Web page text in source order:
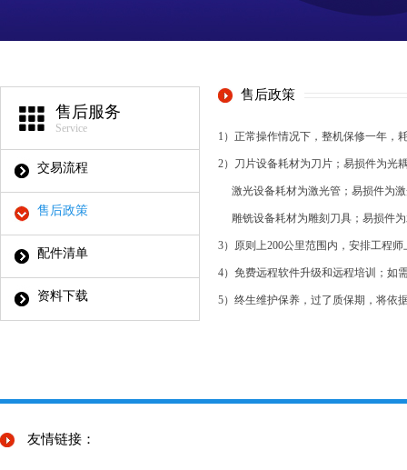
售后服务
Service
交易流程
售后政策
配件清单
资料下载
售后政策
1）正常操作情况下，整机保修一年，
2）刀片设备耗材为刀片；易损件为光
激光设备耗材为激光管；易损件为
雕铣设备耗材为雕刻刀具；易损件
3）原则上200公里范围内，安排工程
4）免费远程软件升级和远程培训；如
5）终生维护保养，过了质保期，将依
友情链接：